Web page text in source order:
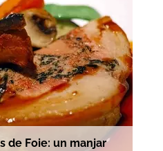
de Foie: un manjar